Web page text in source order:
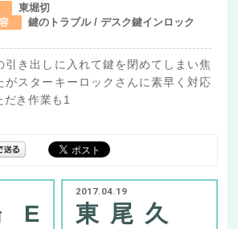
東堀切
鍵のトラブル / デスク鍵インロック
引き出しに入れて鍵を閉めてしまい焦
がスターキーロックさんに素早く対応
だき作業も1
E
2017.04.19
東尾久